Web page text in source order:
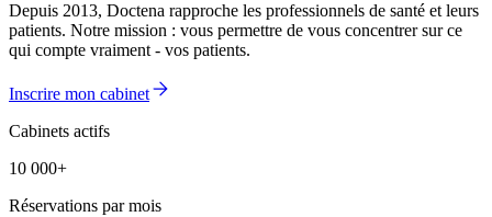
Depuis 2013, Doctena rapproche les professionnels de santé et leurs
patients. Notre mission : vous permettre de vous concentrer sur ce
qui compte vraiment - vos patients.
Inscrire mon cabinet
Cabinets actifs
10 000+
10 000+
Réservations par mois